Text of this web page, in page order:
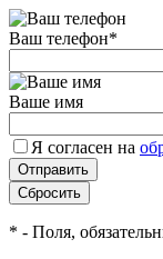
Ваш телефон*
Ваше имя
Я согласен на
* - Поля,